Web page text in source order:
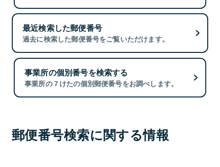
最近検索した郵便番号
過去に検索した郵便番号をご覧いただけます。
事業所の個別番号を検索する
事業所の７けたの個別郵便番号をお調べします。
郵便番号検索に関する情報